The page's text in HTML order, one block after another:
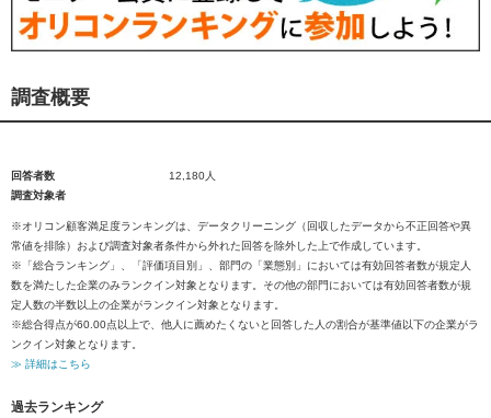
調査概要
回答者数
12,180人
調査対象者
※オリコン顧客満足度ランキングは、データクリーニング（回収したデータから不正回答や異
常値を排除）および調査対象者条件から外れた回答を除外した上で作成しています。
※「総合ランキング」、「評価項目別」、部門の「業態別」においては有効回答者数が規定人
数を満たした企業のみランクイン対象となります。その他の部門においては有効回答者数が規
定人数の半数以上の企業がランクイン対象となります。
※総合得点が60.00点以上で、他人に薦めたくないと回答した人の割合が基準値以下の企業がラ
ンクイン対象となります。
≫ 詳細はこちら
過去ランキング